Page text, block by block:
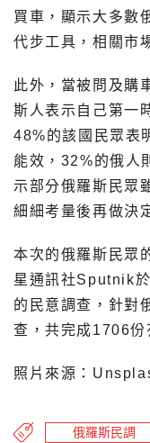
買車，顯示大多數
代步工具，相關市
此外，當被問及購
斯人表示自己第一
48%的該國民眾表
能效，32%的俄人
示部分俄羅斯民眾
細細考量後再做決
本次的俄羅斯民眾
星通訊社Sputnik
的民意調查，針對
查，共完成1706份
照片來源：
俄羅斯民調